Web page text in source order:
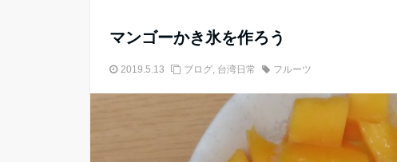
マンゴーかき氷を作ろう
2019.5.13 ブログ, 台湾日常 フルーツ